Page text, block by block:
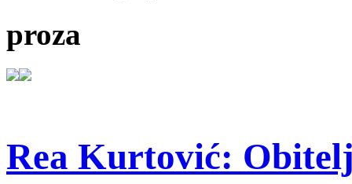
proza
Rea Kurtović: